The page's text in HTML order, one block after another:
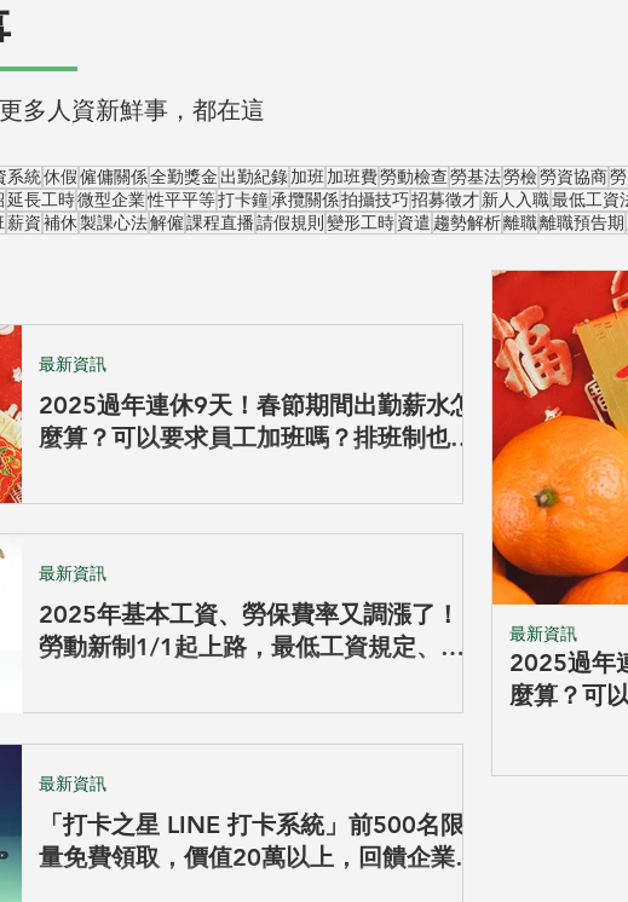
多人資新鮮事，都在這
系統休假僱傭關係全勤獎金 出勤紀錄加班加班費勞動檢查勞基法勞檢勞資協商
延長工時微型企業性平平等打卡鐘承攬關係拍攝技巧招募徵才新人入職最低工資
薪資補休製課心法解僱課程直播請假規則變形工時資遣 趨勢解析離職離職預告期
2025過年連休9天！春節期間出勤薪水怎
麼算？可以要求員工加班嗎？排班制也有
篇！
最新資訊
2025年基本工資、勞保費率又調漲了！
勞動新制1/1起上路，最低工資規定、勞
夠！
最新資訊
「打卡之星 LINE 打卡系統」前500名限
量免費領取，價值20萬以上，回饋企業粉
最新資訊
2025過年
麼算？可
最新資訊